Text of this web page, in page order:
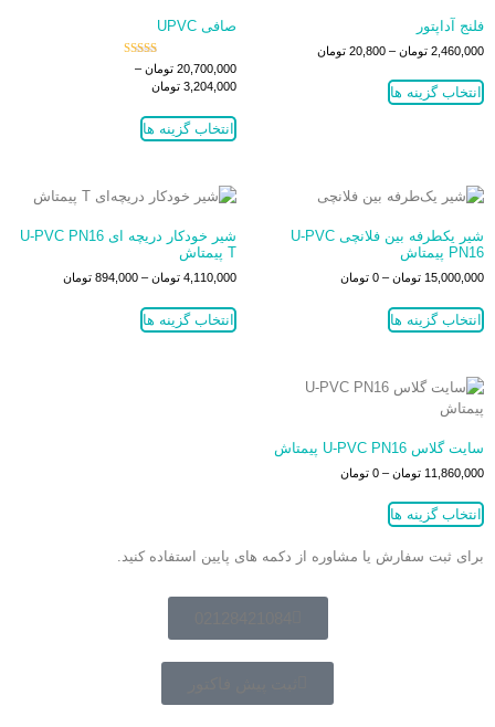
فلنج آداپتور
2,460,000 تومان –
20,800 تومان
انتخاب گزینه ها
صافی UPVC
نمره
4.00
از 5
20,700,000 تومان –
3,204,000 تومان
انتخاب گزینه ها
شیر یکطرفه بین فلانچی U-PVC
PN16 پیمتاش
15,000,000 تومان –
0 تومان
انتخاب گزینه ها
شیر خودکار دریچه ای U-PVC PN16
T پیمتاش
4,110,000 تومان –
894,000 تومان
انتخاب گزینه ها
سایت گلاس U-PVC PN16 پیمتاش
11,860,000 تومان –
0 تومان
انتخاب گزینه ها
برای ثبت سفارش یا مشاوره از دکمه های پایین استفاده کنید.